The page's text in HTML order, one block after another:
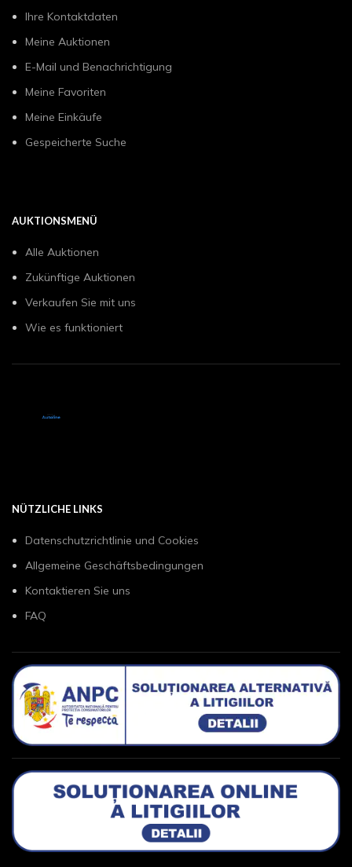
Ihre Kontaktdaten
Meine Auktionen
E-Mail und Benachrichtigung
Meine Favoriten
Meine Einkäufe
Gespeicherte Suche
AUKTIONSMENÜ
Alle Auktionen
Zukünftige Auktionen
Verkaufen Sie mit uns
Wie es funktioniert
NÜTZLICHE LINKS
Datenschutzrichtlinie und Cookies
Allgemeine Geschäftsbedingungen
Kontaktieren Sie uns
FAQ